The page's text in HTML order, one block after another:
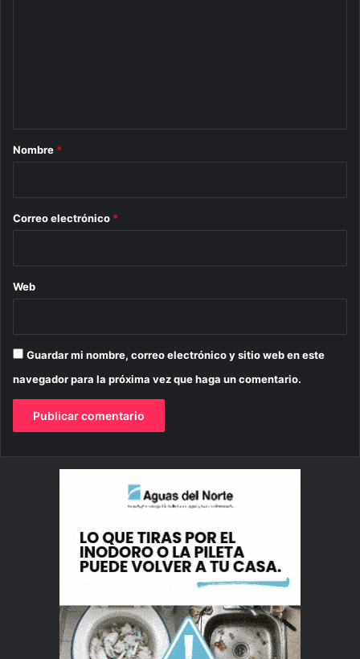
r
*
Nombre *
Correo electrónico *
Web
Guardar mi nombre, correo electrónico y sitio web en este
navegador para la próxima vez que haga un comentario.